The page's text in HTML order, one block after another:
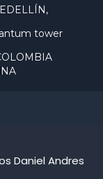
tower
Daniel Andres